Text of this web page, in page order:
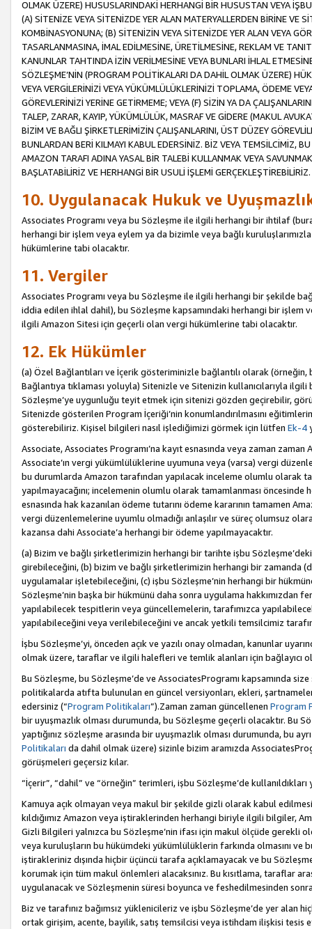
OLMAK ÜZERE) HUSUSLARINDAKİ HERHANGİ BİR HUSUSTAN VEYA
(A) SİTENİZE VEYA SİTENİZDE YER ALAN MATERYALLERDEN BİRİNE VE
KOMBİNASYONUNA; (B) SİTENİZİN VEYA SİTENİZDE YER ALAN VEYA
TASARLANMASINA, İMAL EDİLMESİNE, ÜRETİLMESİNE, REKLAM VE
KANUNLAR TAHTINDA İZİN VERİLMESİNE VEYA BUNLARI İHLAL
SÖZLEŞME’NİN (PROGRAM POLİTİKALARI DA DAHİL OLMAK ÜZERE)
VEYA VERGİLERİNİZİ VEYA YÜKÜMLÜLÜKLERİNİZİ TOPLAMA, ÖDEME
GÖREVLERİNİZİ YERİNE GETİRMEME; VEYA (F) SİZİN YA DA
TALEP, ZARAR, KAYIP, YÜKÜMLÜLÜK, MASRAF VE GİDERE (MAKUL
BİZİM VE BAĞLI ŞİRKETLERİMİZİN ÇALIŞANLARINI, ÜST DÜZEY
BUNLARDAN BERİ KILMAYI KABUL EDERSİNİZ. BİZ VEYA TEMSİLCİMİZ,
AMAZON TARAFI ADINA YASAL BİR TALEBİ KULLANMAK VEYA
BAŞLATABİLİRİZ VE HERHANGİ BİR USULİ İŞLEMİ GERÇEKLEŞTİREBİLİRİZ.
10. Uygulanacak Hukuk ve
Associates Programı veya bu Sözleşme ile ilgili herhangi bir ihtilaf
herhangi bir işlem veya eylem ya da bizimle veya bağlı
hükümlerine tabi olacaktır.
11. Vergiler
Associates Programı veya bu Sözleşme ile ilgili herhangi bir şekilde
iddia edilen ihlal dahil), bu Sözleşme kapsamındaki herhangi bir işlem
ilgili Amazon Sitesi için geçerli olan vergi hükümlerine tabi olacaktır.
12. Ek Hükümler
(a) Özel Bağlantıları ve İçerik gösteriminizle bağlantılı olarak
Bağlantıya tıklaması yoluyla) Sitenizle ve Sitenizin kullanıcılarıyla
Sözleşme’ye uygunluğu teyit etmek için sitenizi gözden geçirebilir,
Sitenizde gösterilen Program İçeriği’nin konumlandırılmasını
gösterebiliriz. Kişisel bilgileri nasıl işlediğimizi görmek için lütfen Ek-4
Associate, Associates Programı’na kayıt esnasında veya zaman
Associate’ın vergi yükümlülüklerine uyumuna veya (varsa) vergi
bu durumlarda Amazon tarafından yapılacak inceleme olumlu olarak
yapılmayacağını; incelemenin olumlu olarak tamamlanması
esnasında hak kazanılan ödeme tutarını ödeme kararının tamamen
vergi düzenlemelerine uyumlu olmadığı anlaşılır ve süreç olumsuz
kazansa dahi Associate’a herhangi bir ödeme yapılmayacaktır.
(a) Bizim ve bağlı şirketlerimizin herhangi bir tarihte işbu
girebileceğini, (b) bizim ve bağlı şirketlerimizin herhangi bir zamanda
uygulamalar işletebileceğini, (c) işbu Sözleşme’nin herhangi bir
Sözleşme’nin başka bir hükmünü daha sonra uygulama hakkımızdan
yapılabilecek tespitlerin veya güncellemelerin, tarafımızca
yapılabileceğini veya verilebileceğini ve ancak yetkili temsilcimiz
İşbu Sözleşme’yi, önceden açık ve yazılı onay olmadan, kanunlar
olmak üzere, taraflar ve ilgili halefleri ve temlik alanları için bağlayıcı
Bu Sözleşme, bu Sözleşme’de ve AssociatesProgramı kapsamında
politikalarda atıfta bulunulan en güncel versiyonları, ekleri,
edersiniz (“Program Politikaları”).Zaman zaman güncellenen Program
bir uyuşmazlık olması durumunda, bu Sözleşme geçerli olacaktır. Bu
yaptığınız sözleşme arasında bir uyuşmazlık olması durumunda, bu
Politikaları da dahil olmak üzere) sizinle bizim aramızda
görüşmeleri geçersiz kılar.
“İçerir”, “dahil” ve “örneğin” terimleri, işbu Sözleşme’de
Kamuya açık olmayan veya makul bir şekilde gizli olarak kabul
kıldığımız Amazon veya iştiraklerinden herhangi biriyle ilgili bilgiler,
Gizli Bilgileri yalnızca bu Sözleşme’nin ifası için makul ölçüde gerekli
veya kuruluşların bu hükümdeki yükümlülüklerin farkında olmasını ve
iştirakleriniz dışında hiçbir üçüncü tarafa açıklamayacak ve bu
korumak için tüm makul önlemleri alacaksınız. Bu kısıtlama, taraflar
uygulanacak ve Sözleşmenin süresi boyunca ve feshedilmesinden
Biz ve tarafınız bağımsız yüklenicileriz ve işbu Sözleşme’de yer alan
ortak girişim, acente, bayilik, satış temsilcisi veya istihdam ilişkisi